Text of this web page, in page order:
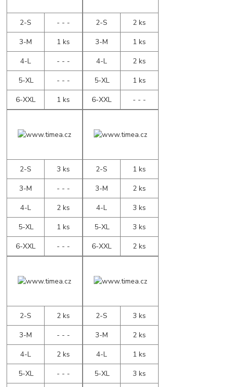
2-S
- - -
3-M
1 ks
4-L
- - -
5-XL
- - -
6-XXL
1 ks
2-S
2 ks
3-M
1 ks
4-L
2 ks
5-XL
1 ks
6-XXL
- - -
2-S
3 ks
3-M
- - -
4-L
2 ks
5-XL
1 ks
6-XXL
- - -
2-S
1 ks
3-M
2 ks
4-L
3 ks
5-XL
3 ks
6-XXL
2 ks
2-S
2 ks
3-M
- - -
4-L
2 ks
5-XL
- - -
2-S
3 ks
3-M
2 ks
4-L
1 ks
5-XL
3 ks